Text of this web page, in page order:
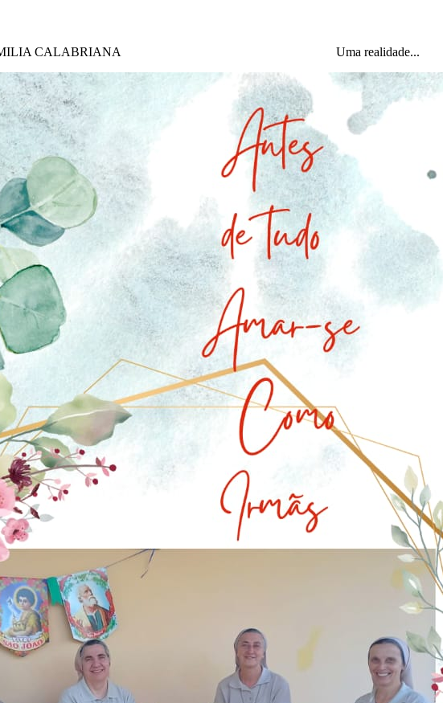
CALABRIANA Uma realidade...